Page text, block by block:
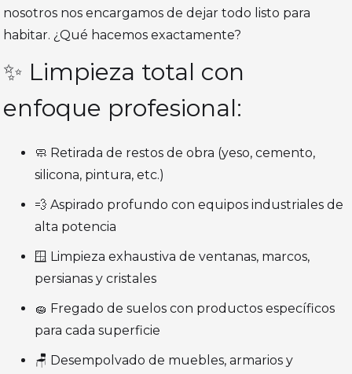
nosotros nos encargamos de dejar todo listo para
habitar. ¿Qué hacemos exactamente?
✨ Limpieza total con
enfoque profesional:
🧼 Retirada de restos de obra (yeso, cemento,
silicona, pintura, etc.)
💨 Aspirado profundo con equipos industriales de
alta potencia
🪟 Limpieza exhaustiva de ventanas, marcos,
persianas y cristales
🧽 Fregado de suelos con productos específicos
para cada superficie
🪑 Desempolvado de muebles, armarios y